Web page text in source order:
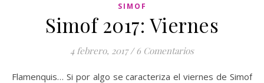
SIMOF
Simof 2017: Viernes
4 febrero, 2017 / 6 Comentarios
Flamenquis… Si por algo se caracteriza el viernes de Simof